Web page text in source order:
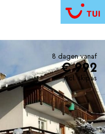
8 dagen vanaf
€ 992
incl. skipas